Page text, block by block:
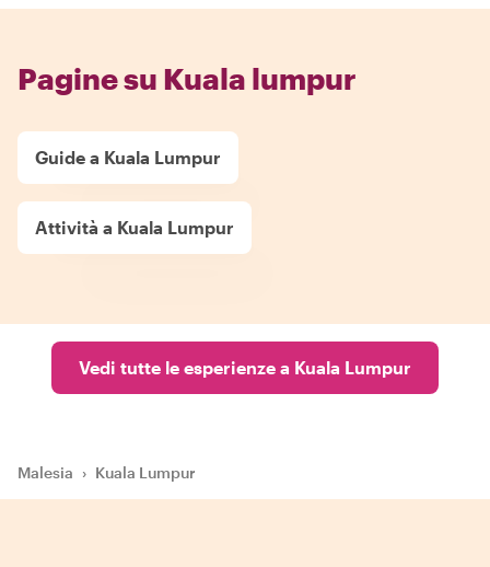
Pagine su Kuala lumpur
Guide a Kuala Lumpur
Attività a Kuala Lumpur
Vedi tutte le esperienze a Kuala Lumpur
Malesia › Kuala Lumpur